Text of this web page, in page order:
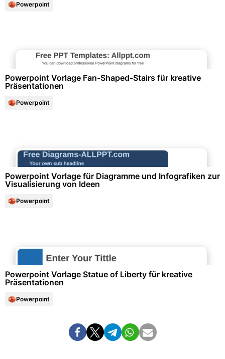
Powerpoint
Powerpoint Vorlage Fan-Shaped-Stairs für kreative
Präsentationen
Powerpoint
Powerpoint Vorlage für Diagramme und Infografiken zur
Visualisierung von Ideen
Powerpoint
Powerpoint Vorlage Statue of Liberty für kreative
Präsentationen
Powerpoint